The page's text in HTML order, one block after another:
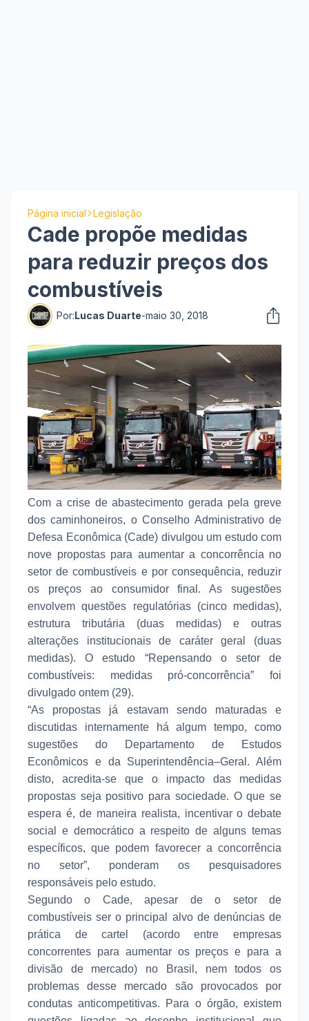
Página inicial Legislação
Cade propõe medidas
para reduzir preços dos
combustíveis
Por:Lucas Duarte-maio 30, 2018
Com a crise de abastecimento gerada pela greve
dos caminhoneiros, o Conselho Administrativo de
Defesa Econômica (Cade) divulgou um estudo com
nove propostas para aumentar a concorrência no
setor de combustíveis e por consequência, reduzir
os preços ao consumidor final. As sugestões
envolvem questões regulatórias (cinco medidas),
estrutura tributária (duas medidas) e outras
alterações institucionais de caráter geral (duas
medidas). O estudo “Repensando o setor de
combustíveis: medidas pró-concorrência” foi
divulgado ontem (29).
“As propostas já estavam sendo maturadas e
discutidas internamente há algum tempo, como
sugestões do Departamento de Estudos
Econômicos e da Superintendência–Geral. Além
disto, acredita-se que o impacto das medidas
propostas seja positivo para sociedade. O que se
espera é, de maneira realista, incentivar o debate
social e democrático a respeito de alguns temas
específicos, que podem favorecer a concorrência
no setor”, ponderam os pesquisadores
responsáveis pelo estudo.
Segundo o Cade, apesar de o setor de
combustíveis ser o principal alvo de denúncias de
prática de cartel (acordo entre empresas
concorrentes para aumentar os preços e para a
divisão de mercado) no Brasil, nem todos os
problemas desse mercado são provocados por
condutas anticompetitivas. Para o órgão, existem